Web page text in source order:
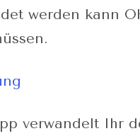
werden kann
verwandelt Ihr